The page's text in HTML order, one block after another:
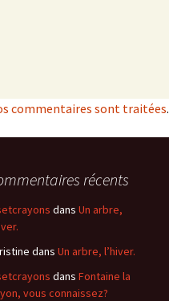
commentaires sont traitées.
récents
dans Un arbre,
dans Un arbre, l’hiver.
dans Fontaine la
vous connaissez?